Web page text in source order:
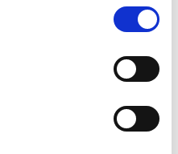
in je browser.
,45 KB
6 MB